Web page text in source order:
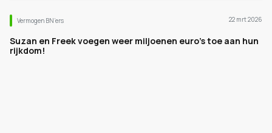
Vermogen BN’ers 22 mrt 2026
Suzan en Freek voegen weer miljoenen euro's toe aan hun
rijkdom!